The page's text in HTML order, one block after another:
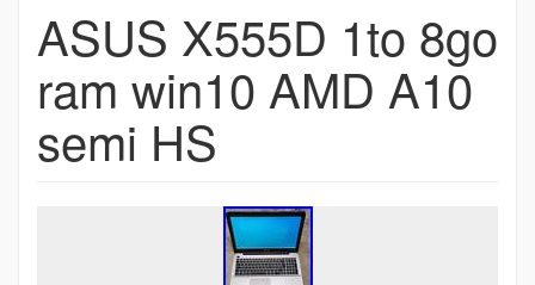
ASUS X555D 1to 8go
ram win10 AMD A10
semi HS